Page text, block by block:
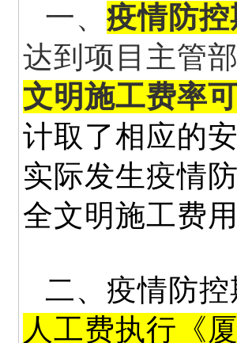
一、 疫情防
达到项目主管
文明施工费率
计取了相应的
实际发生疫情
全文明施工费用
二、疫情防
人工费执行《